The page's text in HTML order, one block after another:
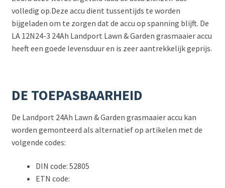
volledig op.Deze accu dient tussentijds te worden
bijgeladen om te zorgen dat de accu op spanning blijft. De
LA 12N24-3 24Ah Landport Lawn & Garden grasmaaier accu
heeft een goede levensduur en is zeer aantrekkelijk geprijs.
DE TOEPASBAARHEID
De Landport 24Ah Lawn & Garden grasmaaier accu kan
worden gemonteerd als alternatief op artikelen met de
volgende codes:
DIN code: 52805
ETN code: